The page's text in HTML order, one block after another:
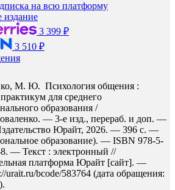
на всю платформу
издание
3 399 ₽
3 510 ₽
М. Ю. Психология общения :
для среднего
образования /
— 3-е изд., перераб. и доп. —
Юрайт, 2026. — 396 с. —
образование). — ISBN 978-5-
— Текст : электронный //
платформа Юрайт [сайт]. —
urait.ru/bcode/583764 (дата обращения: